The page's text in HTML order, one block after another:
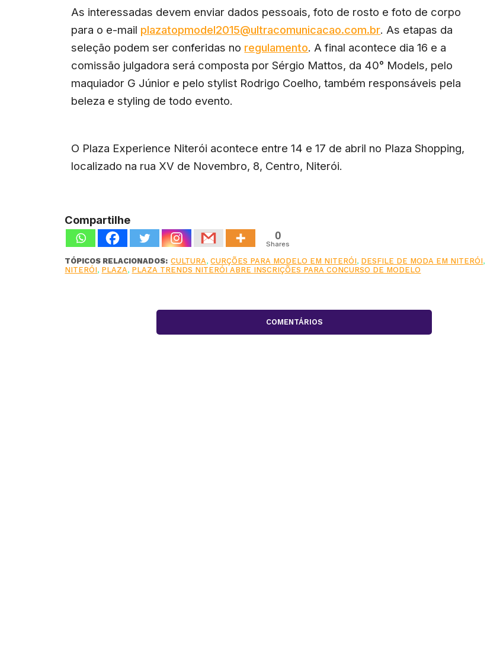
As interessadas devem enviar dados pessoais, foto de rosto e foto de corpo
para o e-mail plazatopmodel2015@ultracomunicacao.com.br. As etapas da
seleção podem ser conferidas no regulamento. A final acontece dia 16 e a
comissão julgadora será composta por Sérgio Mattos, da 40° Models, pelo
maquiador G Júnior e pelo stylist Rodrigo Coelho, também responsáveis pela
beleza e styling de todo evento.
O Plaza Experience Niterói acontece entre 14 e 17 de abril no Plaza Shopping,
localizado na rua XV de Novembro, 8, Centro, Niterói.
Compartilhe
0
Shares
TÓPICOS RELACIONADOS: CULTURA,CURÇÕES PARA MODELO EM NITERÓI, DESFILE DE MODA EM NITERÓI,
NITERÓI, PLAZA, PLAZA TRENDS NITERÓI ABRE INSCRIÇÕES PARA CONCURSO DE MODELO
COMENTÁRIOS